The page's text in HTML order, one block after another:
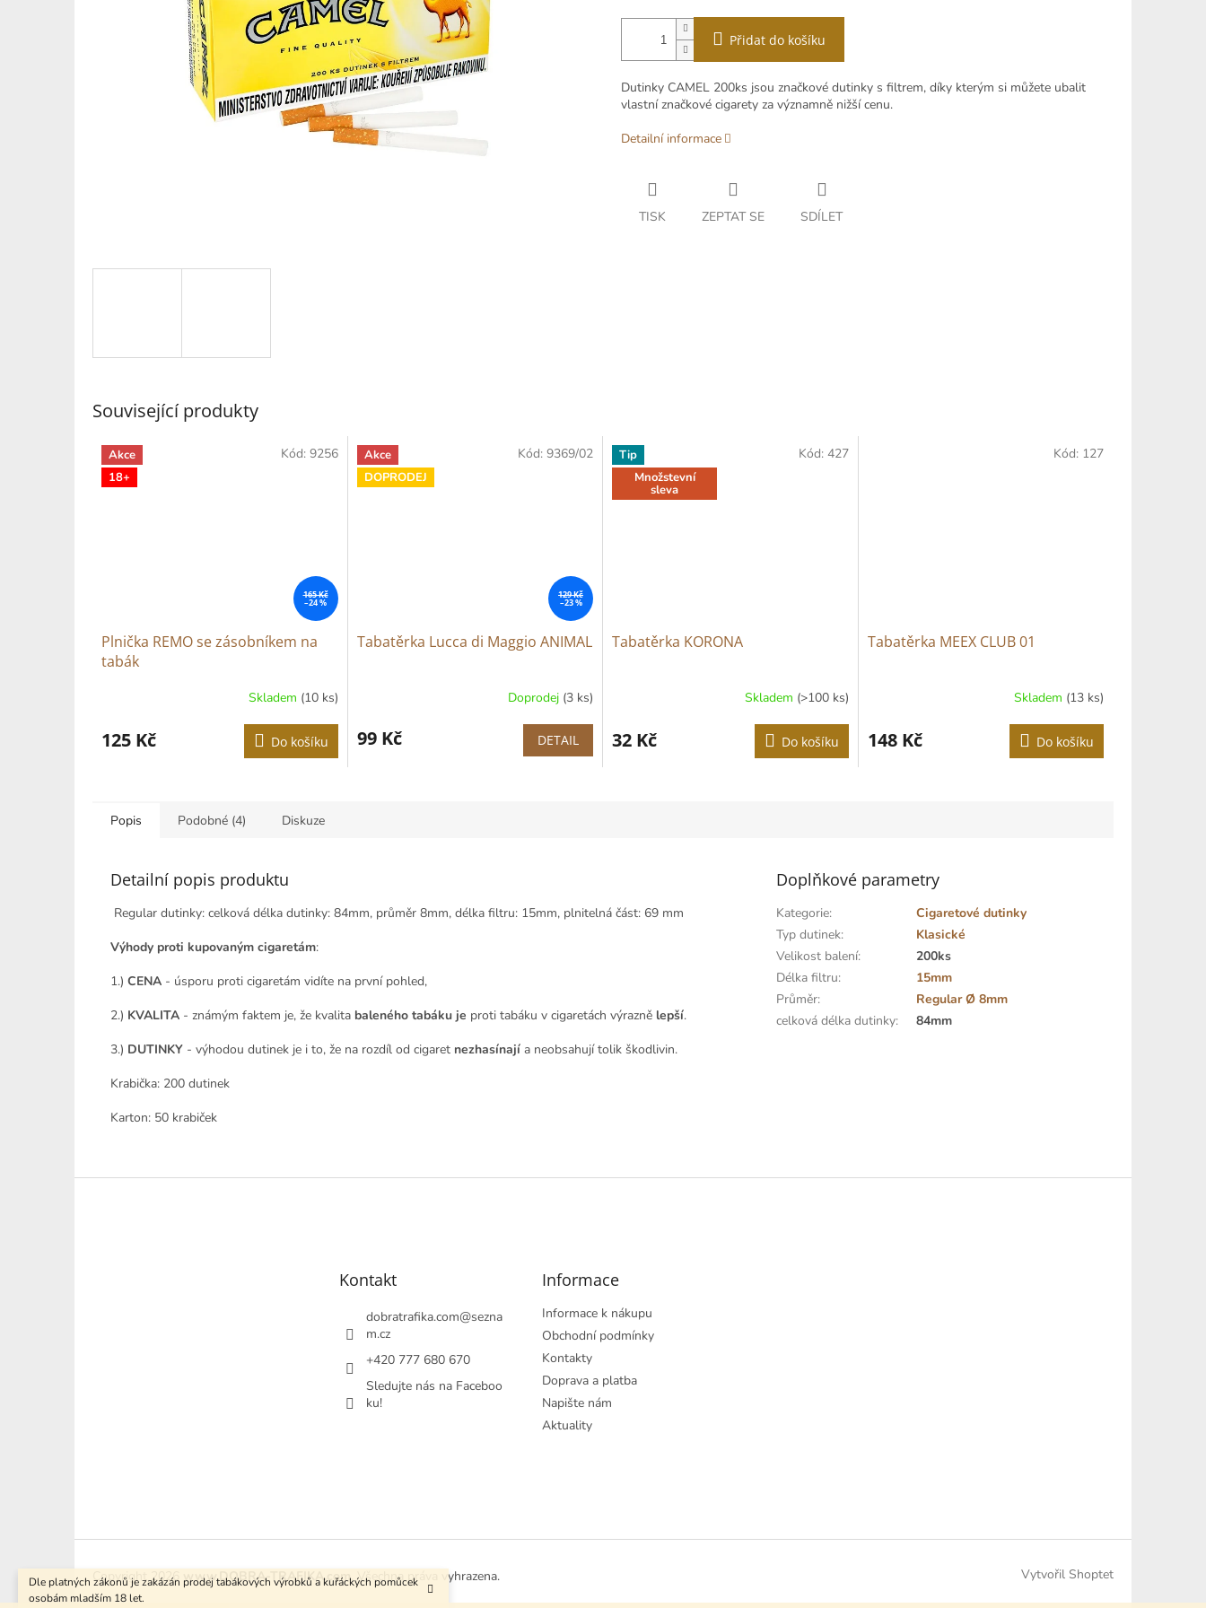
Dle platných zákonů je zakázán prodej tabákových výrobků a kuřáckých pomůcek
osobám mladším 18 let.
Přidat do košíku
Dutinky CAMEL 200ks jsou značkové dutinky s filtrem, díky kterým si můžete ubalit
vlastní značkové cigarety za významně nižší cenu.
Detailní informace
TISK ZEPTAT SE SDÍLET
Související produkty
Akce
18+
165 Kč
–24 %
Plnička REMO se zásobníkem na
tabák
Skladem (10 ks)
125 Kč Do košíku
Kód: 9256
Akce
DOPRODEJ
129 Kč
–23 %
Tabatěrka Lucca di Maggio ANIMAL
Doprodej (3 ks)
99 Kč DETAIL
Kód: 9369/02
Tip
Množstevní
sleva
Tabatěrka KORONA
produktu
je
Skladem (>100 ks)
32 Kč Do košíku
Kód: 427
Tabatěrka MEEX CLUB 01
Skladem (13 ks)
148 Kč Do košíku
Kód: 127
Popis Podobné (4) Diskuze
Detailní popis produktu
Regular dutinky: celková délka dutinky: 84mm, průměr 8mm, délka filtru: 15mm, plnitelná část: 69 mm
Výhody proti kupovaným cigaretám:
1.) CENA - úsporu proti cigaretám vidíte na první pohled,
2.) KVALITA - známým faktem je, že kvalita baleného tabáku je proti tabáku v cigaretách výrazně lepší.
3.) DUTINKY - výhodou dutinek je i to, že na rozdíl od cigaret nezhasínají a neobsahují tolik škodlivin.
Krabička: 200 dutinek
Karton: 50 krabiček
Doplňkové parametry
Kategorie:
Cigaretové dutinky
Typ dutinek:
Klasické
Velikost balení:
200ks
Délka filtru:
15mm
Průměr:
Regular Ø 8mm
celková délka dutinky: 84mm
Kontakt
dobratrafika.com@sezna
m.cz
+420 777 680 670
Sledujte nás na Faceboo
ku!
Informace
Informace k nákupu
Obchodní podmínky
Kontakty
Doprava a platba
Napište nám
Aktuality
Vytvořil Shoptet
Copyright 2026 www.DOBRA-TRAFIKA.com. Všechna práva vyhrazena.